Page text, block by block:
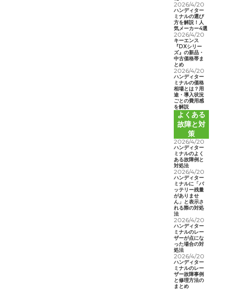
2026/4/20
ハンディター
ミナルの選び
方を解説！人
気メーカー4選
2026/4/20
キーエンス
『DXシリー
ズ』の新品・
中古価格帯ま
とめ
2026/4/20
ハンディター
ミナルの価格
相場とは？用
途・導入状況
ごとの費用感
を解説
よくある
故障と対
策
2026/4/20
ハンディター
ミナルのよく
ある故障例と
対処法
2026/4/20
ハンディター
ミナルに「バ
ッテリー残量
がありませ
ん」と表示さ
れる際の対処
法
2026/4/20
ハンディター
ミナルのレー
ザーが点にな
った場合の対
処法
2026/4/20
ハンディター
ミナルのレー
ザー故障事例
と修理方法の
まとめ